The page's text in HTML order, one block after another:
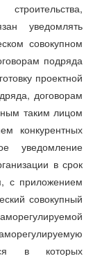
уведомлять
совокупном
подряда
проектной
договорам
таким лицом
конкурентных
уведомление
в срок
с приложением
совокупный
в которых